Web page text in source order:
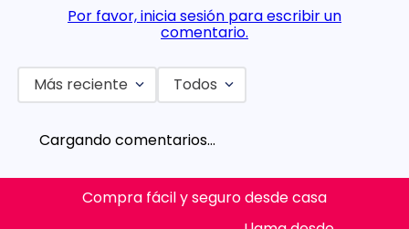
Por favor, inicia sesión para escribir un
comentario.
Más reciente Todos
Cargando comentarios…
Compra fácil y seguro desde casa